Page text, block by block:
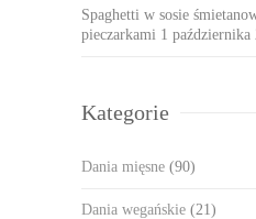
Spaghetti w sosie
pieczarkami 1 października
Kategorie
Dania mięsne (90)
Dania wegańskie (21)